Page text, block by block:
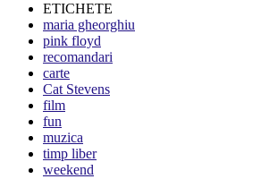
ETICHETE
maria gheorghiu
pink floyd
recomandari
carte
Cat Stevens
film
fun
muzica
timp liber
weekend